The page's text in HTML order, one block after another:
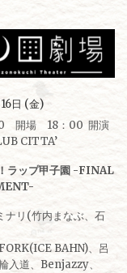
日 (金)
開場 18：00 開演
CITTA’
ラップ甲子園 -FINAL
ナリ(竹内まなぶ、石
FORK(ICE BAHN)、呂
入道、Benjazzy、